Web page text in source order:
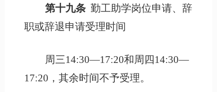
第十九条 勤工助学岗位申请、辞
职或辞退申请受理时间
周三14:30—17:20和周四14:30—
17:20，其余时间不予受理。